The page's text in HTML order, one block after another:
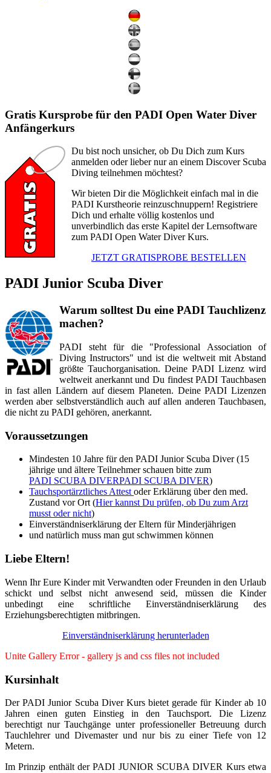
Gratis Kursprobe für den PADI Open Water Diver
Anfängerkurs
Du bist noch unsicher, ob Du Dich zum Kurs
anmelden oder lieber nur an einem Discover Scuba
Diving teilnehmen möchtest?
Wir bieten Dir die Möglichkeit einfach mal in die
PADI Kurstheorie reinzuschnuppern! Registriere
Dich und erhalte völlig kostenlos und
unverbindlich das erste Kapitel der Lernsoftware
zum PADI Open Water Diver Kurs.
JETZT GRATISPROBE BESTELLEN
PADI Junior Scuba Diver
Warum solltest Du eine PADI Tauchlizenz
machen?
PADI steht für die "Professional Association of
Diving Instructors" und ist die weltweit mit Abstand
größte Tauchorganisation. Deine PADI Lizenz wird
weltweit anerkannt und Du findest PADI Tauchbasen
in fast allen Ländern auf diesem Planeten. Deine PADI Lizenzen
werden aber selbstverständlich auch auf allen anderen Tauchbasen,
die nicht zu PADI gehören, anerkannt.
Voraussetzungen
Mindesten 10 Jahre für den PADI Junior Scuba Diver (15
jährige und ältere Teilnehmer schauen bitte zum
PADI SCUBA DIVERPADI SCUBA DIVER)
Tauchsportärztliches Attestoder Erklärung über den med.
Zustand vor Ort (Hier kannst Du prüfen, ob Du zum Arzt
musst oder nicht)
Einverständniserklärung der Eltern für Minderjährigen
und natürlich muss man gut schwimmen können
Liebe Eltern!
Wenn Ihr Eure Kinder mit Verwandten oder Freunden in den Urlaub
schickt und selbst nicht anwesend seid, müssen die Kinder
unbedingt eine schriftliche Einverständniserklärung des
Erziehungsberechtigten mitbringen.
Einverständniserklärung herunterladen
Unite Gallery Error - gallery js and css files not included
Kursinhalt
Der PADI Junior Scuba Diver Kurs bietet gerade für Kinder ab 10
Jahren einen guten Einstieg in den Tauchsport. Die Lizenz
berechtigt nur Tauchgänge unter professioneller Betreuung durch
Tauchlehrer und Divemaster und nur bis zu einer Tiefe von 12
Metern.
Im Prinzip enthält der PADI JUNIOR SCUBA DIVER Kurs etwa